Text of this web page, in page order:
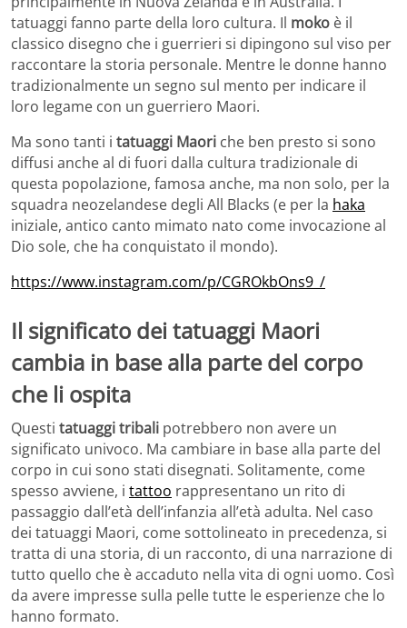
tatuaggi fanno parte della loro cultura. Il moko è il
classico disegno che i guerrieri si dipingono sul viso per
raccontare la storia personale. Mentre le donne hanno
tradizionalmente un segno sul mento per indicare il
loro legame con un guerriero Maori.
Ma sono tanti i tatuaggi Maori che ben presto si sono
diffusi anche al di fuori dalla cultura tradizionale di
questa popolazione, famosa anche, ma non solo, per la
squadra neozelandese degli All Blacks (e per la haka
iniziale, antico canto mimato nato come invocazione al
Dio sole, che ha conquistato il mondo).
https://www.instagram.com/p/CGROkbOns9_/
Il significato dei tatuaggi Maori
cambia in base alla parte del corpo
che li ospita
Questi tatuaggi tribali potrebbero non avere un
significato univoco. Ma cambiare in base alla parte del
corpo in cui sono stati disegnati. Solitamente, come
spesso avviene, i tattoo rappresentano un rito di
passaggio dall’età dell’infanzia all’età adulta. Nel caso
dei tatuaggi Maori, come sottolineato in precedenza, si
tratta di una storia, di un racconto, di una narrazione di
tutto quello che è accaduto nella vita di ogni uomo. Così
da avere impresse sulla pelle tutte le esperienze che lo
hanno formato.